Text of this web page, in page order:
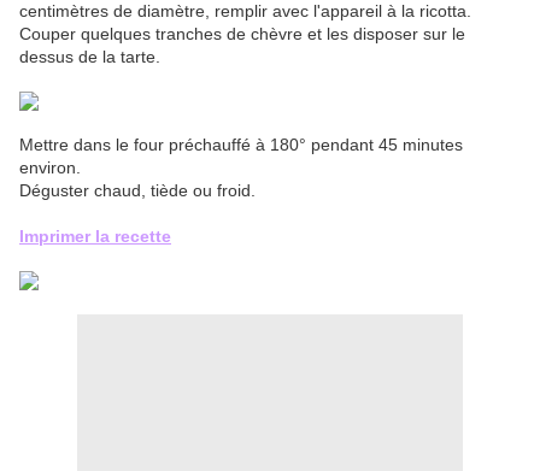
centimètres de diamètre, remplir avec l'appareil à la ricotta.
Couper quelques tranches de chèvre et les disposer sur le
dessus de la tarte.
Mettre dans le four préchauffé à 180° pendant 45 minutes
environ.
Déguster chaud, tiède ou froid.
Imprimer la recette